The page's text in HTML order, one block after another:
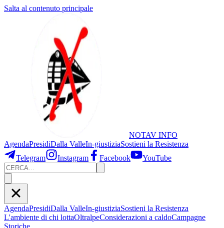
Salta al contenuto principale
NOTAV INFO
AgendaPresidiDalla ValleIn-giustiziaSostieni la Resistenza
Telegram
Instagram Facebook YouTube
AgendaPresidiDalla ValleIn-giustiziaSostieni la Resistenza
L'ambiente di chi lottaOltralpeConsiderazioni a caldoCampagne
Storiche